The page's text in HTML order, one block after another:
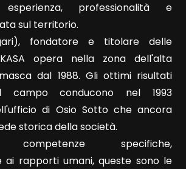
esperienza, professionalità e
sul territorio.
fondatore e titolare delle
opera nella zona dell'alta
dal 1988. Gli ottimi risultati
campo conducono nel 1993
di Osio Sotto che ancora
storica della società.
competenze specifiche,
ai rapporti umani, queste sono le